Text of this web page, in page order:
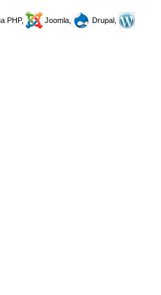
PHP, Joomla,
Drupal,